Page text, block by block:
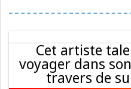
Cet artiste
voyager dans
travers de